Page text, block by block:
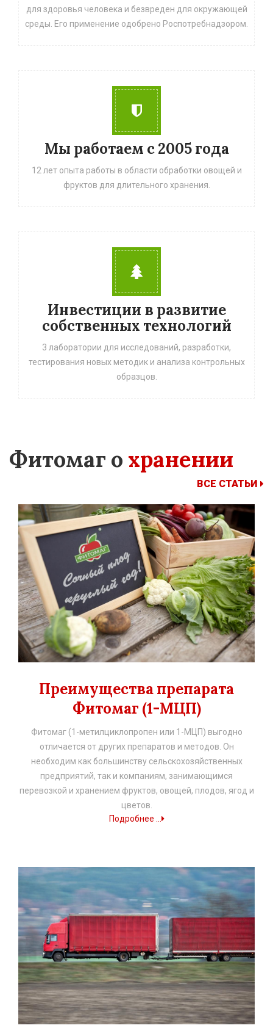
для здоровья человека и безвреден для окружающей
среды. Его применение одобрено Роспотребнадзором.
Мы работаем с 2005 года
12 лет опыта работы в области обработки овощей и
фруктов для длительного хранения.
Инвестиции в развитие
собственных технологий
3 лаборатории для исследований, разработки,
тестирования новых методик и анализа контрольных
образцов.
Фитомаг о хранении
ВСЕ СТАТЬИ
Преимущества препарата
Фитомаг (1-МЦП)
Фитомаг (1-метилциклопропен или 1-МЦП) выгодно
отличается от других препаратов и методов. Он
необходим как большинству сельскохозяйственных
предприятий, так и компаниям, занимающимся
перевозкой и хранением фруктов, овощей, плодов, ягод и
цветов.
Подробнее ...